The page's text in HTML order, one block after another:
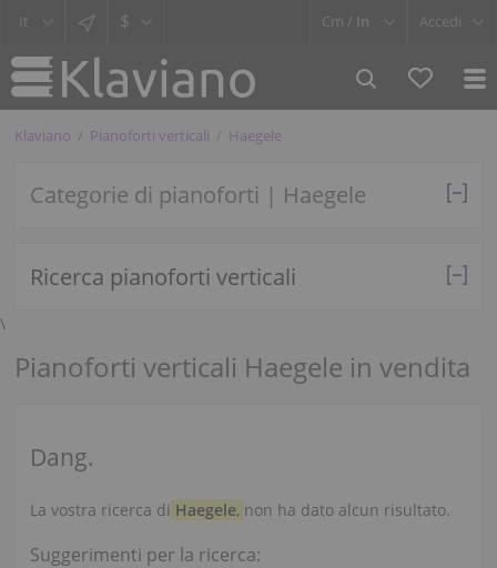
$ Cm / In Accedi
Klaviano Pianoforti verticali Haegele
Categorie di pianoforti | Haegele
Ricerca pianoforti verticali
\
Pianoforti verticali Haegele in vendita
Dang.
La vostra ricerca di Haegele, non ha dato alcun risultato.
Suggerimenti per la ricerca: